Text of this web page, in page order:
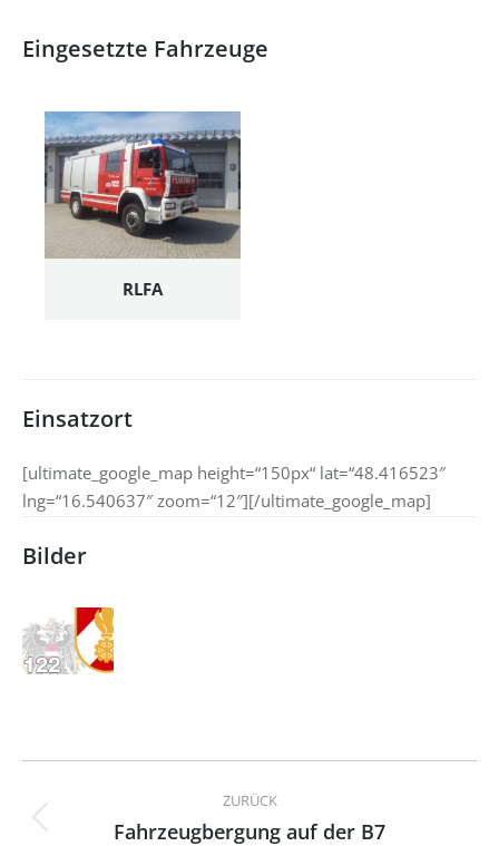
Eingesetzte Fahrzeuge
RLFA
Einsatzort
[ultimate_google_map height=“150px“ lat=“48.416523″
lng=“16.540637″ zoom=“12″][/ultimate_google_map]
Bilder
Kommentarnavigation
ZURÜCK
Vorheriger
Fahrzeugbergung auf der B7